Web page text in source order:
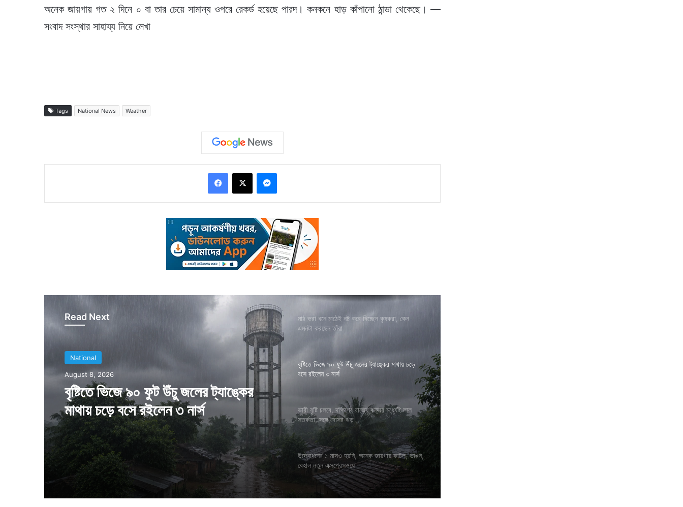
অনেক জায়গায় গত ২ দিনে ০ বা তার চেয়ে সামান্য ওপরে রেকর্ড হয়েছে পারদ। কনকনে হাড় কাঁপানো ঠান্ডা থেকেছে। —
সংবাদ সংস্থার সাহায্য নিয়ে লেখা
Tags National News Weather
Read Next
National
August 8, 2026
বৃষ্টিতে ভিজে ৯০ ফুট উঁচু জলের ট্যাঙ্কের
মাথায় চড়ে বসে রইলেন ৩ নার্স
National
August 7, 2026
ভারী বৃষ্টি চলবে, দক্ষিণের রাজ্যে বন্যার
মধ্যেই লাল সতর্কতা, সঙ্গে দোসর ঝড়
মাঠ ভরা ধনে মাঠেই নষ্ট করে দিচ্ছেন কৃষকরা, কেন
এমনটা করছেন তাঁরা
বৃষ্টিতে ভিজে ৯০ ফুট উঁচু জলের ট্যাঙ্কের মাথায় চড়ে
বসে রইলেন ৩ নার্স
ভারী বৃষ্টি চলবে, দক্ষিণের রাজ্যে বন্যার মধ্যেই লাল
সতর্কতা, সঙ্গে দোসর ঝড়
উদ্বোধনের ১ মাসও হয়নি, অনেক জায়গায় ফাটল, ভাঙন,
বেহাল নতুন এক্সপ্রেসওয়ে